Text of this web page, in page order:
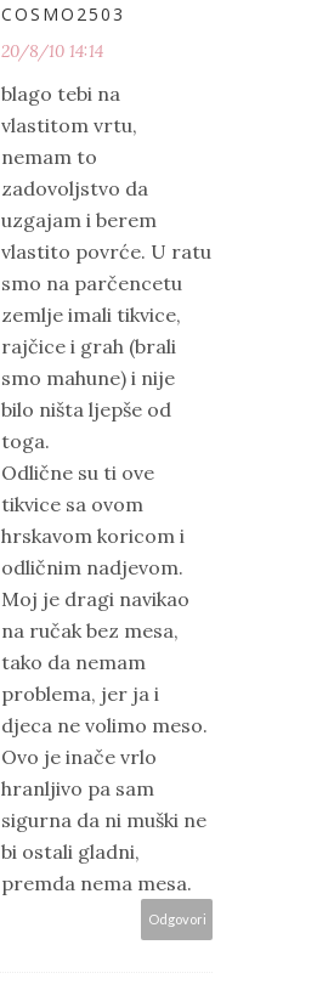
COSMO2503
20/8/10 14:14
blago tebi na
vlastitom vrtu,
nemam to
zadovoljstvo da
uzgajam i berem
vlastito povrće. U ratu
smo na parčencetu
zemlje imali tikvice,
rajčice i grah (brali
smo mahune) i nije
bilo ništa ljepše od
toga.
Odlične su ti ove
tikvice sa ovom
hrskavom koricom i
odličnim nadjevom.
Moj je dragi navikao
na ručak bez mesa,
tako da nemam
problema, jer ja i
djeca ne volimo meso.
Ovo je inače vrlo
hranljivo pa sam
sigurna da ni muški ne
bi ostali gladni,
premda nema mesa.
Odgovori